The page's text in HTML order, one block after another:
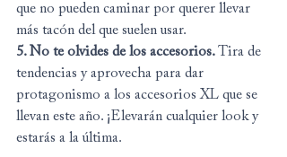
que no pueden caminar por querer llevar
más tacón del que suelen usar.
5. No te olvides de los accesorios. Tira de
tendencias y aprovecha para dar
protagonismo a los accesorios XL que se
llevan este año. ¡Elevarán cualquier look y
estarás a la última.